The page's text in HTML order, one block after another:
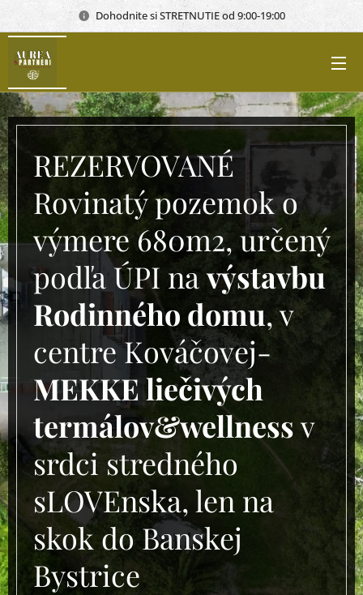
Dohodnite si STRETNUTIE od 9:00-19:00
REZERVOVANÉ
Rovinatý pozemok o
výmere 680m2, určený
podľa ÚPI navýstavbu
Rodinného domu, v
centre Kováčovej-
MEKKE liečivých
termálov&wellnessv
srdci stredného
sLOVEnska, len na
skok do Banskej
Bystrice